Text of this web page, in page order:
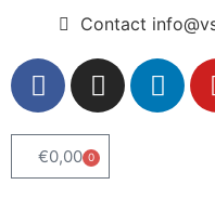
Contact
€0,00 0